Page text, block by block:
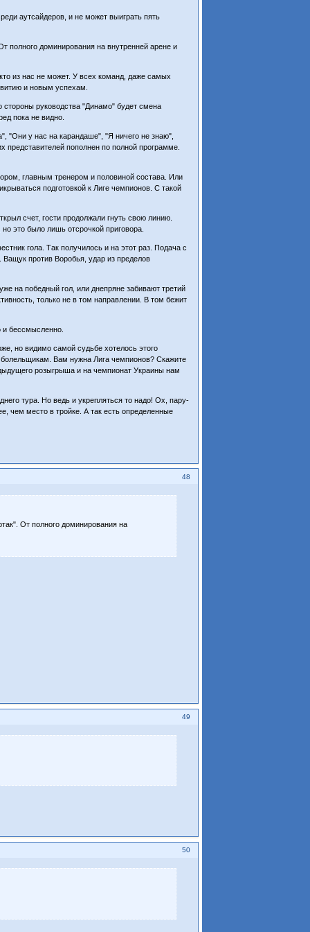
аутсайдеров, и не может выиграть пять
полного доминирования на внутренней арене и
из нас не может. У всех команд, даже самых
и новым успехам.
руководства "Динамо" будет смена
пока не видно.
"Они у нас на карандаше", "Я ничего не знаю",
пополнен по полной программе.
главным тренером и половиной состава. Или
подготовкой к Лиге чемпионов. С такой
счет, гости продолжали гнуть свою линию.
это было лишь отсрочкой приговора.
гола. Так получилось и на этот раз. Подача с
против Воробья, удар из пределов
на победный гол, или днепряне забивают третий
только не в том направлении. В том бежит
и бессмысленно.
но видимо самой судьбе хотелось этого
Вам нужна Лига чемпионов? Скажите
розыгрыша и на чемпионат Украины нам
тура. Но ведь и укрепляться то надо! Ох, пару-
чем место в тройке. А так есть определенные
48
От полного доминирования на
49
50